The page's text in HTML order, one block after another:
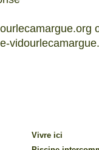
Vivre ici